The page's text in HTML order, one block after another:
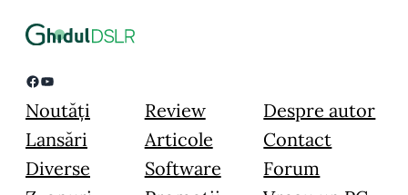
Facebook YouTube
Noutăți
Lansări
Diverse
Review
Articole
Software
Despre autor
Contact
Forum